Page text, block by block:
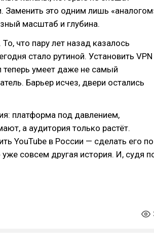
Заменить это одним лишь
масштаб и глубина.
что пару лет назад казалось
стало рутиной. Установить VPN
теперь умеет даже не самый
Барьер исчез, двери остались
платформа под давлением,
а аудитория только растёт.
YouTube в России — сделать его
совсем другая история. И, судя